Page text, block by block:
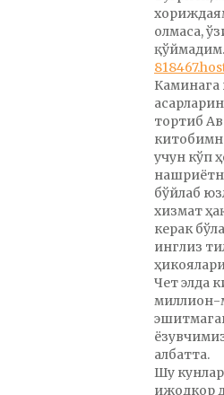
олмаса,
Каминага
тортиб
учун кўп
бўйлаб
хизмат
керак
инглиз
Чет элда
миллион-
албатта.
Шу
ижодкор